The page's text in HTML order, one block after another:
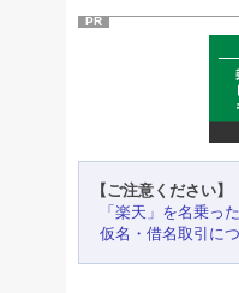
PR
【ご注意ください】
「楽天」を名乗っ
仮名・借名取引に